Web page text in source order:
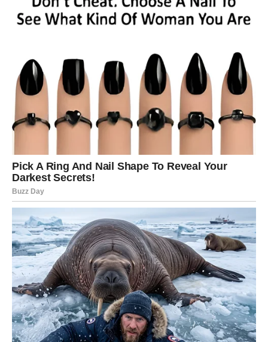
Februar donosi emotivnu dubinu i potrebu za sigurnošću.
Moguće je razočaranje ako očekujete previše od drugih.
Vreme je da postavite granice.
Poruka meseca:
Čuvaj sebe – to nije sebičnost.
MAJMUN
Pred vama je dinamičan mesec pun prilika, ali i rizika.
Februar testira vašu sposobnost da balansirate između
igre i odgovornosti.
Ljubav:Flert i neočekivani kontakti.
Poruka meseca:
Pametna odluka vredi više od brze.
PETAO
Februar vas suočava sa realnošću. Neke stvari više ne
možete ignorisati. Ovo je mesec razjašnjenja i preseka.